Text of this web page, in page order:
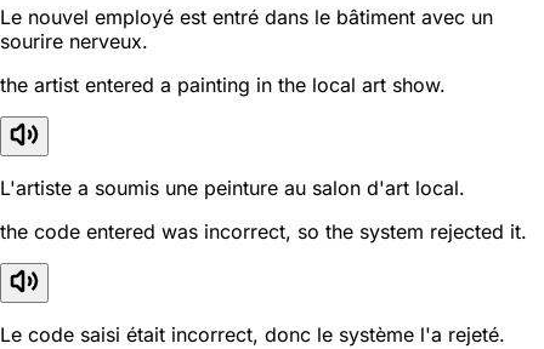
Le nouvel employé est entré dans le bâtiment avec un
sourire nerveux.
the artist entered a painting in the local art show.
L'artiste a soumis une peinture au salon d'art local.
the code entered was incorrect, so the system rejected it.
Le code saisi était incorrect, donc le système l'a rejeté.